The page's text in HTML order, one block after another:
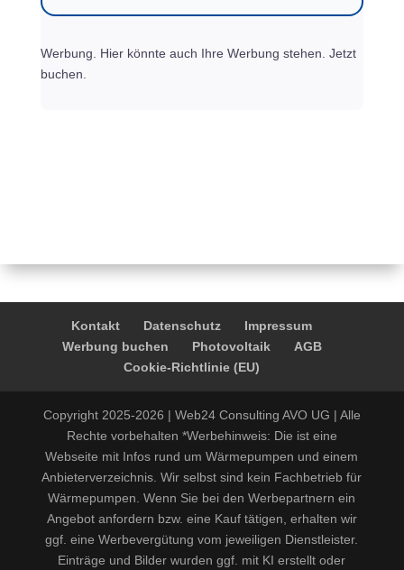
Werbung. Hier könnte auch Ihre Werbung stehen. Jetzt
buchen.
Kontakt Datenschutz
Impressum
Werbung buchen
Photovoltaik
AGB
Cookie-Richtlinie (EU)
Copyright 2025-2026 | Web24 Consulting AVO UG | Alle
Rechte vorbehalten *Werbehinweis: Die ist eine
Webseite mit Infos rund um Wärmepumpen und einem
Anbieterverzeichnis. Wir selbst sind kein Fachbetrieb für
Wärmepumpen. Wenn Sie bei den Werbepartnern ein
Angebot anfordern bzw. eine Kauf tätigen, erhalten wir
ggf. eine Werbevergütung vom jeweiligen Dienstleister.
Einträge und Bilder wurden ggf. mit KI erstellt oder